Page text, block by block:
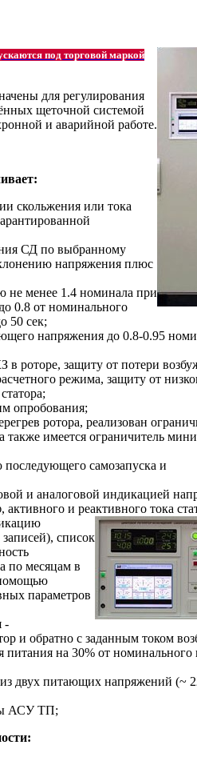
под торговой маркой
для регулирования
щеточной системой
и аварийной работе.
скольжения или тока
СД по выбранному
напряжения плюс
не менее 1.4 номинала при
0.8 от номинального
50 сек;
напряжения до 0.8-0.95
роторе, защиту от потери
режима, защиту от
опробования;
ротора, реализован
также имеется ограничитель
самозапуска и
и аналоговой индикацией
и реактивного тока
список
по месяцам в
помощью
параметров
-
и обратно с заданным током
на 30% от номинального
из двух питающих напряжений (~
АСУ ТП;